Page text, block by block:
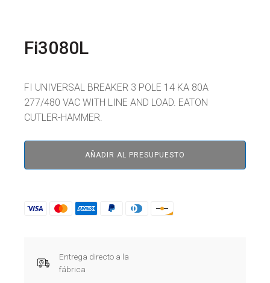
Fi3080L
FI UNIVERSAL BREAKER 3 POLE 14 KA 80A
277/480 VAC WITH LINE AND LOAD. EATON
CUTLER-HAMMER.
AÑADIR AL PRESUPUESTO
Entrega directo a la
fábrica